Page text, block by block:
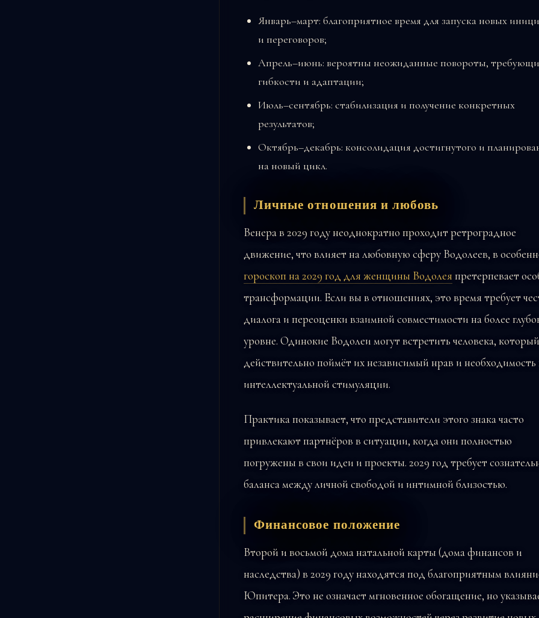
Январь–март: благоприятное время для запуска новых
и переговоров;
Апрель–июнь: вероятны неожиданные повороты,
гибкости и адаптации;
Июль–сентябрь: стабилизация и получение конкретных
результатов;
Октябрь–декабрь: консолидация достигнутого и
на новый цикл.
Личные отношения и любовь
Венера в 2029 году неоднократно проходит ретроградное
движение, что влияет на любовную сферу Водолеев, в
гороскоп на 2029 год для женщины Водолея претерпевает
трансформации. Если вы в отношениях, это время требует
диалога и переоценки взаимной совместимости на более
уровне. Одинокие Водолеи могут встретить человека, который
действительно поймёт их независимый нрав и необходимость
интеллектуальной стимуляции.
Практика показывает, что представители этого знака часто
привлекают партнёров в ситуации, когда они полностью
погружены в свои идеи и проекты. 2029 год требует
баланса между личной свободой и интимной близостью.
Финансовое положение
Второй и восьмой дома натальной карты (дома финансов и
наследства) в 2029 году находятся под благоприятным
Юпитера. Это не означает мгновенное обогащение, но